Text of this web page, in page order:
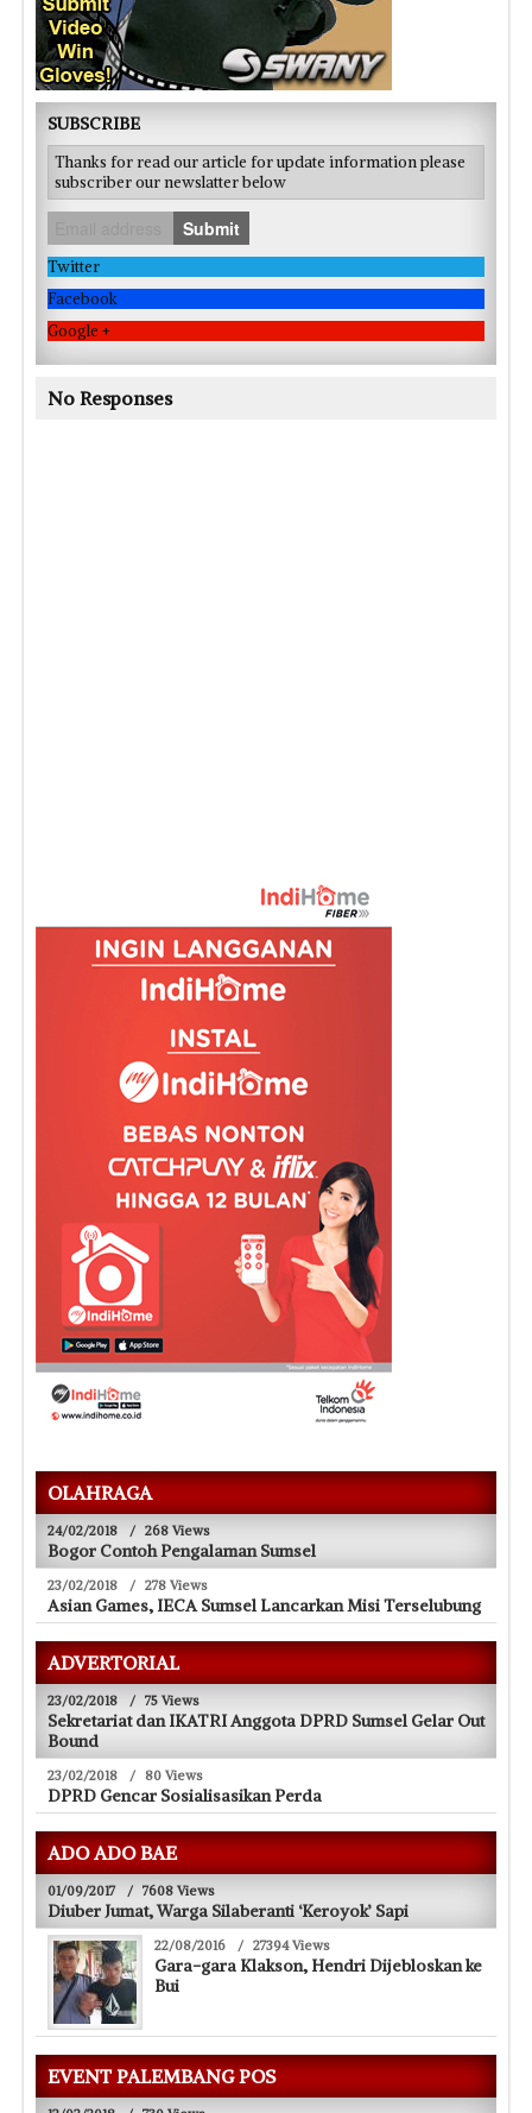
SUBSCRIBE
Thanks for read our article for update information please
subscriber our newslatter below
Submit
Twitter
Facebook
Google +
No Responses
OLAHRAGA
24/02/2018 / 268 Views
Bogor Contoh Pengalaman Sumsel
23/02/2018 / 278 Views
Asian Games, IECA Sumsel Lancarkan Misi Terselubung
ADVERTORIAL
23/02/2018 / 75 Views
Sekretariat dan IKATRI Anggota DPRD Sumsel Gelar Out
Bound
23/02/2018 / 80 Views
DPRD Gencar Sosialisasikan Perda
ADO ADO BAE
01/09/2017 / 7608 Views
Diuber Jumat, Warga Silaberanti ‘Keroyok’ Sapi
22/08/2016 / 27394 Views
Gara-gara Klakson, Hendri Dijebloskan ke
Bui
EVENT PALEMBANG POS